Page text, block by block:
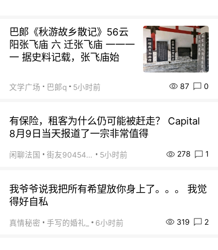
巴郞《秋游故乡散记》56云
阳张飞庙 六 迁张飞庙 一一一
一 据史料记载，张飞庙始
文学广场 巴郞q 5小时前 87 0
有保险，租客为什么仍可能被赶走？ Capital
8月9日当天报道了一宗非常值得
闲聊法国 街友90454511 5小时前 278 1
我爷爷说我把所有希望放你身上了。。。 我觉
得好自私
真情秘密 手写的婚礼_ 6小时前 319 2